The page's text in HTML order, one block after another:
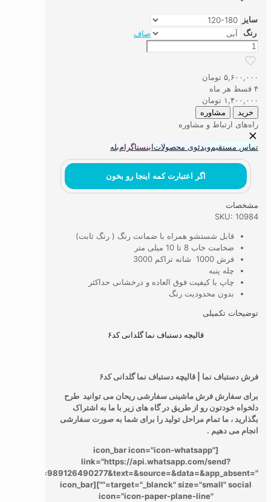
سایز
رنگ
صاف
قالیچه
دستباف
نما
گلدانی
کد۶
عدد
۵,۶۰۰,۰۰۰ تومان
۴ قسط هر ماه
۱,۴۰۰,۰۰۰ تومان
خرید مشاوره
راه‌های ارتباط و مشاوره
تماس مستقیمویدئوی محصولاتاینستاگرامبله
اگر اعتبارت کمه اینجا رو بخون
مشخصات
SKU: 10984
قابل شستشو همراه با ضمانت رنگ ( رنگ ثابت)
ضخامت خاب 8 تا 10 میلی متر
فرش 1000 شانه تراکم 3000
چله پنبه
چاپ با کیفیت فوق العاده و درخشانی حداکثر
بدون محدودیت رنگ
توضیحات تکمیلی
قالیچه دستباف نما گلدانی کد۶
فرش دستباف نما | قالیچه دستباف نما گلدانی کد۶
برای سفارش فرش ماشینی سفارشی ریحان می توانید طرح
دلخواه خودتون رو از طریق در گاه های زیر با ما به اشتراک
بگذارید ، ما تمام مراحل تولید را برای شما به صورت سفارشی
انجام می دهیم .
[icon_bar icon="icon-whatsapp"
link="https://api.whatsapp.com/send?
phone=989126490277&text=&source=&data=&app_absent="
target="_blanck" size="small" social=""][icon_bar
icon="icon-paper-plane-line"